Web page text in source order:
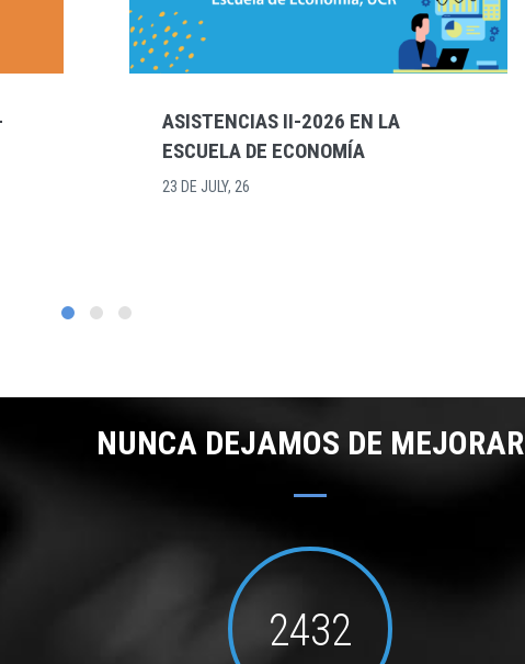
CONFERENCIA DE ECONOMISTAS
2026 - POSTULACIONES PARA
PRESENTACIONES EN SESIONES
NUNCA DEJAMOS DE MEJORAR
2432